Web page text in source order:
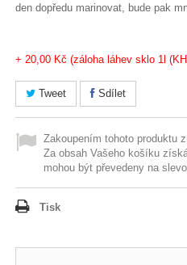
den dopředu marinovat, bude pak
+ 20,00 Kč (záloha láhev sklo 1l
Tweet Sdílet
Zakoupením tohoto produktu
Za obsah Vašeho košíku
mohou být převedeny na
Tisk